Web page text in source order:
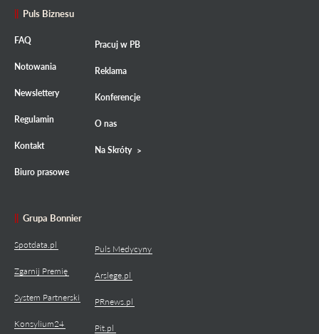
Puls Biznesu
FAQ
Notowania
Newslettery
Regulamin
Kontakt
Biuro prasowe
Pracuj w PB
Reklama
Konferencje
O nas
Na Skróty
Grupa Bonnier
Spotdata.pl
Zgarnij Premię
System Partnerski
Konsylium24
Puls Medycyny
Arslege.pl
PRnews.pl
Pit.pl